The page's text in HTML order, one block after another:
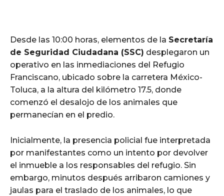
Desde las 10:00 horas, elementos de la Secretaría
de Seguridad Ciudadana (SSC) desplegaron un
operativo en las inmediaciones del Refugio
Franciscano, ubicado sobre la carretera México-
Toluca, a la altura del kilómetro 17.5, donde
comenzó el desalojo de los animales que
permanecían en el predio.
Inicialmente, la presencia policial fue interpretada
por manifestantes como un intento por devolver
el inmueble a los responsables del refugio. Sin
embargo, minutos después arribaron camiones y
jaulas para el traslado de los animales, lo que